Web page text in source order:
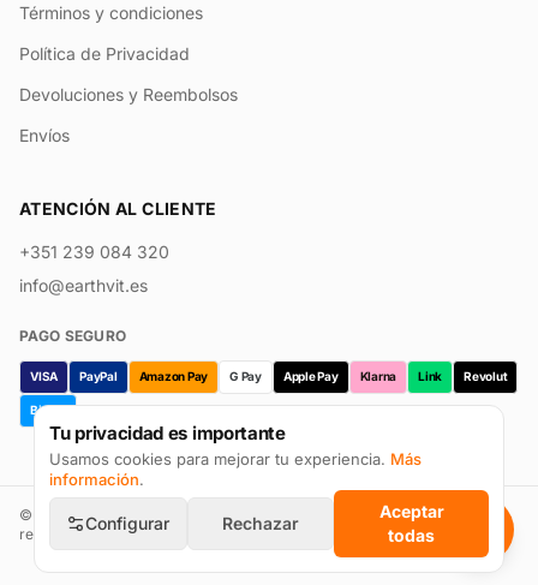
Tu privacidad es importante
Usamos cookies para mejorar tu experiencia. Más
información.
Configurar Rechazar
Aceptar
todas
Términos y condiciones
Política de Privacidad
Devoluciones y Reembolsos
Envíos
ATENCIÓN AL CLIENTE
+351 239 084 320
info@earthvit.es
PAGO SEGURO
VISA PayPal Amazon Pay G Pay Apple Pay Klarna Link Revolut
Bizum
© 2026Earthvit · Prevpharma Unipessoal Lda. Todos los derechos
reservados.
Configurar cookies
Reseñas en Trustpilot